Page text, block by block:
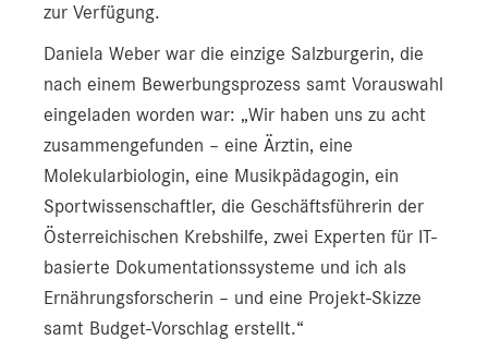
zur Verfügung.
Daniela Weber war die einzige Salzburgerin, die
nach einem Bewerbungsprozess samt Vorauswahl
eingeladen worden war: „Wir haben uns zu acht
zusammengefunden – eine Ärztin, eine
Molekularbiologin, eine Musikpädagogin, ein
Sportwissenschaftler, die Geschäftsführerin der
Österreichischen Krebshilfe, zwei Experten für IT-
basierte Dokumentationssysteme und ich als
Ernährungsforscherin – und eine Projekt-Skizze
samt Budget-Vorschlag erstellt.“